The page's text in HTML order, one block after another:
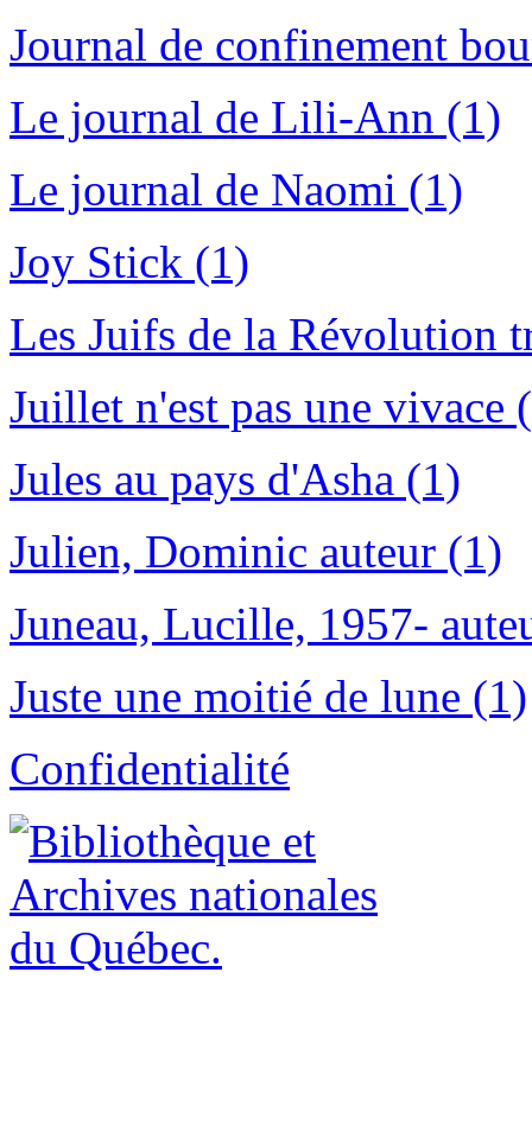
Journal de confinement
Le journal de Lili-Ann (1)
Le journal de Naomi (1)
Joy Stick (1)
Les Juifs de la Révolution
Juillet n'est pas une vivace
Jules au pays d'Asha (1)
Julien, Dominic auteur (1)
Juneau, Lucille, 1957-
Juste une moitié de lune (1)
Confidentialité